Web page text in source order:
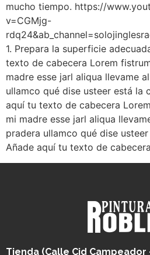
mucho tiempo. https://
v=CGMjg-
1. Prepara la superficie
texto de cabecera Lorem
madre esse jarl aliqua llevame
ullamco qué dise usteer está la
aquí tu texto de cabecera
mi madre esse jarl aliqua
pradera ullamco qué dise
Añade aquí tu texto de cabecera
Tienda (Calle Cid Campeador